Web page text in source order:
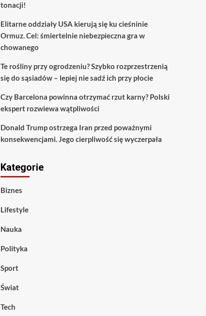
tonacji!
Elitarne oddziały USA kierują się ku cieśninie
Ormuz. Cel: śmiertelnie niebezpieczna gra w
chowanego
Te rośliny przy ogrodzeniu? Szybko rozprzestrzenią
się do sąsiadów – lepiej nie sadź ich przy płocie
Czy Barcelona powinna otrzymać rzut karny? Polski
ekspert rozwiewa wątpliwości
Donald Trump ostrzega Iran przed poważnymi
konsekwencjami. Jego cierpliwość się wyczerpała
Kategorie
Biznes
Lifestyle
Nauka
Polityka
Sport
Świat
Tech